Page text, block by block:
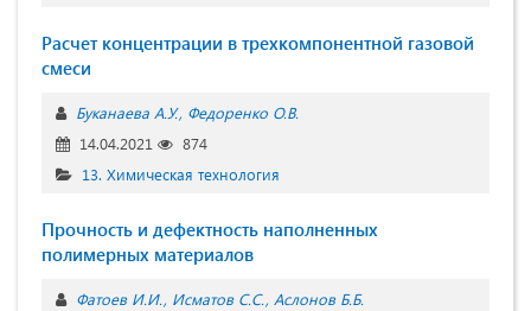
Расчет концентрации в трехкомпонентной газовой
смеси
Буканаева А.У. Федоренко О.В.
14.04.2021
874
13. Химическая технология
Прочность и дефектность наполненных
полимерных материалов
Фатоев И.И. Исматов С.С. Аслонов Б.Б.